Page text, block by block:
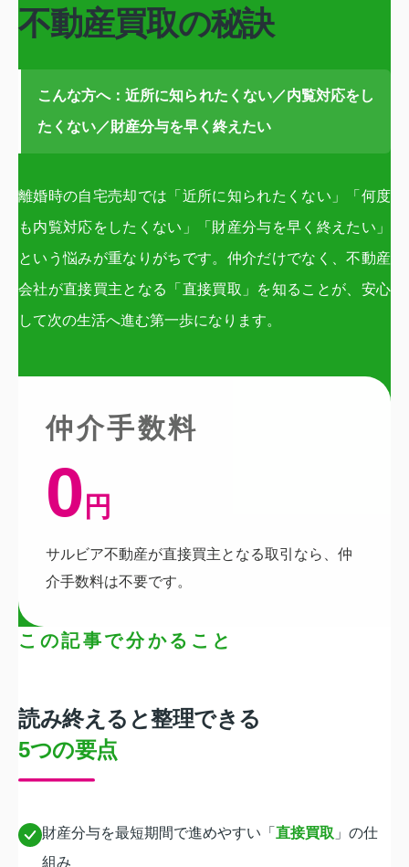
不動産買取の秘訣
こんな方へ：近所に知られたくない／内覧対応をし
たくない／財産分与を早く終えたい
離婚時の自宅売却では「近所に知られたくない」「何度
も内覧対応をしたくない」「財産分与を早く終えたい」
という悩みが重なりがちです。仲介だけでなく、不動産
会社が直接買主となる「直接買取」を知ることが、安心
して次の生活へ進む第一歩になります。
仲介手数料
0 円
サルビア不動産が直接買主となる取引なら、仲
介手数料は不要です。
この記事で分かること
読み終えると整理できる
5つの要点
財産分与を最短期間で進めやすい「 直接買取 」の仕
組み